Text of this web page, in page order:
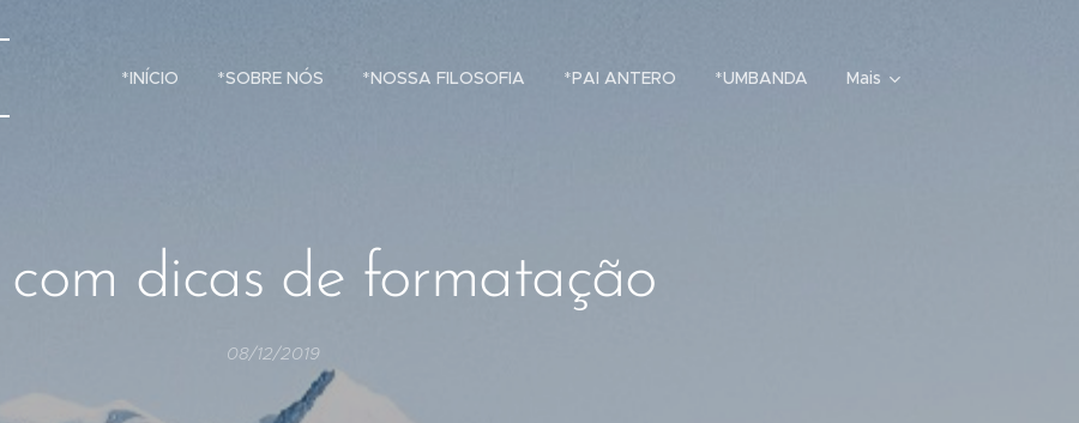
*INÍCIO *SOBRE NÓS *NOSSA FILOSOFIA *PAI ANTERO *UMBANDA Mais
com dicas de formatação
08/12/2019